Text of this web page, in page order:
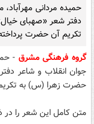
حمیده مردانی
دفتر شعر «صهبای
تکریم آن حضرت
گروه فرهنگی مشرق -
جوان انقلاب و شاعر
حضرت زهرا (س) به
متن کامل این شعر را در